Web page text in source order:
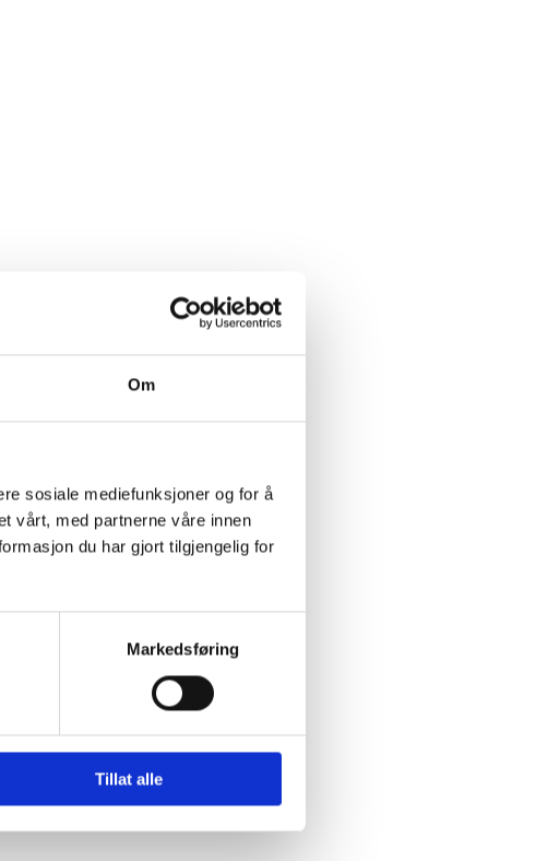
Om
sosiale mediefunksjoner og for å
vårt, med partnerne våre innen
du har gjort tilgjengelig for
Markedsføring
Tillat alle